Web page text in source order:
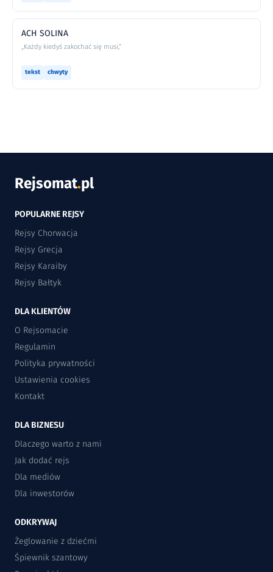
ACH SOLINA
„Każdy kiedyś zakochać się musi,”
tekst chwyty
Rejsomat.pl
POPULARNE REJSY
Rejsy Chorwacja
Rejsy Grecja
Rejsy Karaiby
Rejsy Bałtyk
DLA KLIENTÓW
O Rejsomacie
Regulamin
Polityka prywatności
Ustawienia cookies
Kontakt
DLA BIZNESU
Dlaczego warto z nami
Jak dodać rejs
Dla mediów
Dla inwestorów
ODKRYWAJ
Żeglowanie z dziećmi
Śpiewnik szantowy